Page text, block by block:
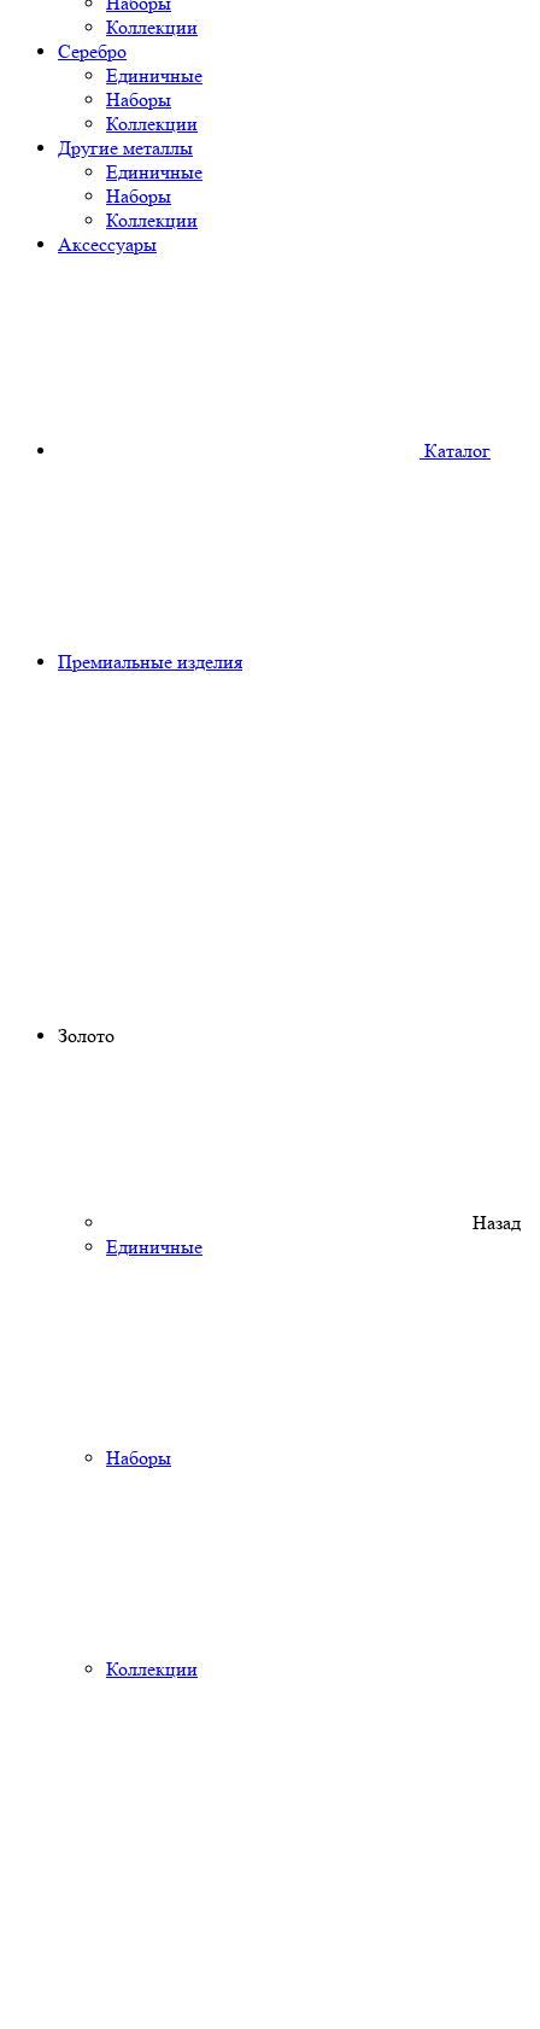
Коллекции
Серебро
Единичные
Наборы
Коллекции
Другие металлы
Единичные
Наборы
Коллекции
Аксессуары
Каталог
Премиальные изделия
Золото
Назад
Единичные
Наборы
Коллекции